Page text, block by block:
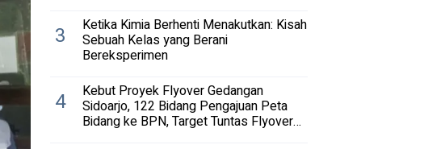
3 Ketika Kimia Berhenti Menakutkan: Kisah
Sebuah Kelas yang Berani
Bereksperimen
4 Kebut Proyek Flyover Gedangan
Sidoarjo, 122 Bidang Pengajuan Peta
Bidang ke BPN, Target Tuntas Flyover